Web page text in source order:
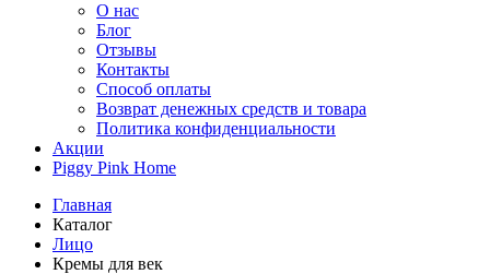
О нас
Блог
Отзывы
Контакты
Способ оплаты
Возврат денежных средств и товара
Политика конфиденциальности
Акции
Piggy Pink Home
Главная
Каталог
Лицо
Кремы для век